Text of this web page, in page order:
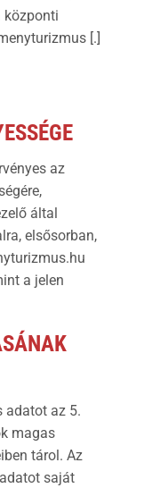
központi
[.]
az
által
elsősorban,
a jelen
adatot az 5.
magas
tárol. Az
saját